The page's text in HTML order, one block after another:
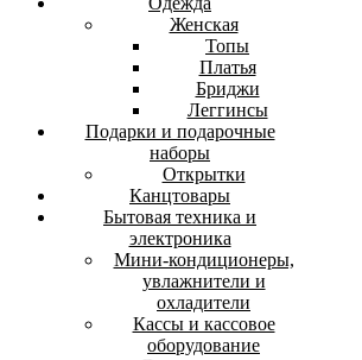
Женская
Топы
Платья
Бриджи
Леггинсы
Подарки и подарочные
наборы
Открытки
Канцтовары
Бытовая техника и
электроника
Мини-кондиционеры,
увлажнители и
охладители
Кассы и кассовое
оборудование